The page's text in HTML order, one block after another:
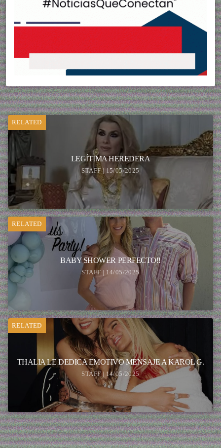
RELATED
LEGÍTIMA HEREDERA
STAFF | 15/05/2025
RELATED
BABY SHOWER PERFECTO!!
STAFF | 14/05/2025
RELATED
THALIA LE DEDICA EMOTIVO MENSAJE A KAROL G.
STAFF | 14/05/2025